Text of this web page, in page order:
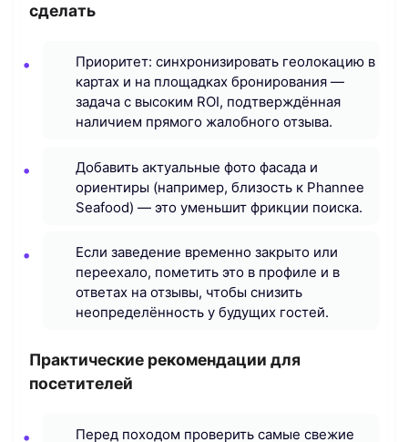
сделать
Приоритет: синхронизировать геолокацию в
картах и на площадках бронирования —
задача с высоким ROI, подтверждённая
наличием прямого жалобного отзыва.
Добавить актуальные фото фасада и
ориентиры (например, близость к Phannee
Seafood) — это уменьшит фрикции поиска.
Если заведение временно закрыто или
переехало, пометить это в профиле и в
ответах на отзывы, чтобы снизить
неопределённость у будущих гостей.
Практические рекомендации для
посетителей
Перед походом проверить самые свежие